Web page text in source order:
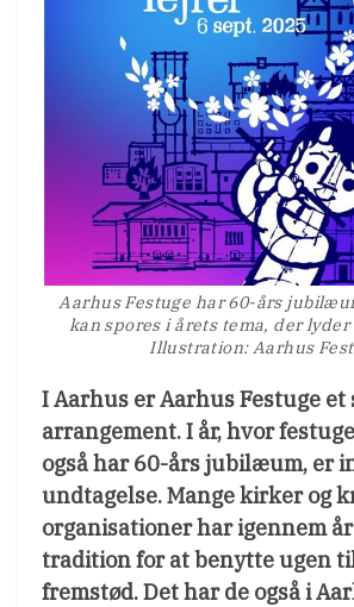
Aarhus Festuge har 60-års
kan spores i årets tema, der lyder
Illustration: Aarhus
I Aarhus er Aarhus Festuge et
arrangement. I år, hvor
også har 60-års jubilæum, er
undtagelse. Mange kirker og
organisationer har igennem
tradition for at benytte ugen
fremstød. Det har de også i